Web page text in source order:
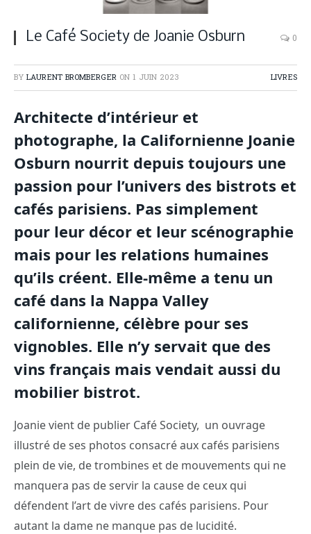
Le Café Society de Joanie Osburn 0
BY LAURENT BROMBERGER ON 1 JUIN 2023 LIVRES
Architecte d’intérieur et
photographe, la Californienne Joanie
Osburn nourrit depuis toujours une
passion pour l’univers des bistrots et
cafés parisiens. Pas simplement
pour leur décor et leur scénographie
mais pour les relations humaines
qu’ils créent. Elle-même a tenu un
café dans la Nappa Valley
californienne, célèbre pour ses
vignobles. Elle n’y servait que des
vins français mais vendait aussi du
mobilier bistrot.
Joanie vient de publier Café Society, un ouvrage
illustré de ses photos consacré aux cafés parisiens
plein de vie, de trombines et de mouvements qui ne
manquera pas de servir la cause de ceux qui
défendent l’art de vivre des cafés parisiens. Pour
autant la dame ne manque pas de lucidité.